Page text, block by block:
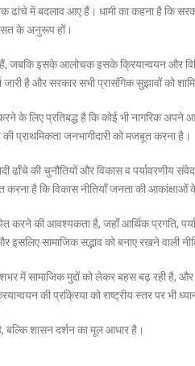
में बदलाव आए हैं। धामी का कहना है कि
के अनुरूप हों।
जबकि इसके आलोचक इसके क्रियान्वयन और
है और सरकार सभी प्रासंगिक सुझावों को
के लिए प्रतिबद्ध है कि कोई भी नागरिक अपने
प्राथमिकता जनभागीदारी को मजबूत करना है।
ढाँचे की चुनौतियों और विकास व
करना है कि विकास नीतियाँ जनता की
करने की आवश्यकता है, जहाँ आर्थिक प्रगति,
सामाजिक सद्भाव को बनाए रखने वाली
में सामाजिक मुद्दों को लेकर बहस बढ़ रही है, और
की प्रक्रिया को राष्ट्रीय स्तर पर भी
शासन दर्शन का मूल आधार है।